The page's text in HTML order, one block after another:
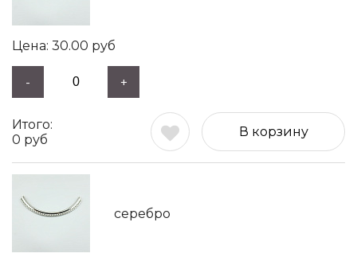
30.00 руб
- +
0 руб
В корзину
серебро